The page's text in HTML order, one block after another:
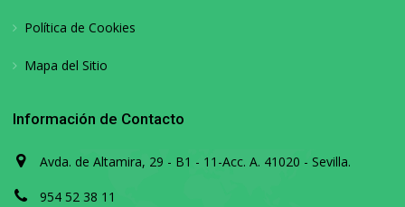
Política de Cookies
Mapa del Sitio
Información de Contacto
Avda. de Altamira, 29 - B1 - 11-Acc. A. 41020 - Sevilla.
954 52 38 11